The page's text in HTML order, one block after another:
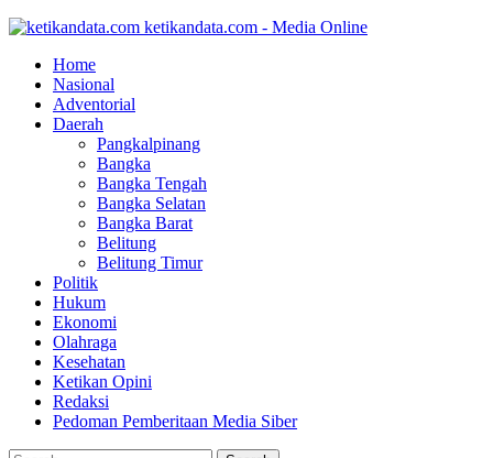
ketikandata.com - Media Online
Home
Nasional
Adventorial
Daerah
Pangkalpinang
Bangka
Bangka Tengah
Bangka Selatan
Bangka Barat
Belitung
Belitung Timur
Politik
Hukum
Ekonomi
Olahraga
Kesehatan
Ketikan Opini
Redaksi
Pedoman Pemberitaan Media Siber